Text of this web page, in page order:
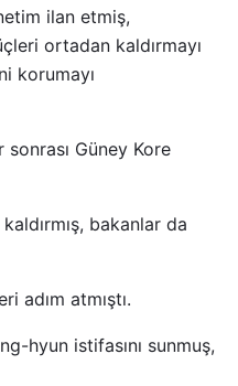
ilan etmiş,
ortadan kaldırmayı
korumayı
Güney Kore
bakanlar da
adım atmıştı.
hyun istifasını sunmuş,